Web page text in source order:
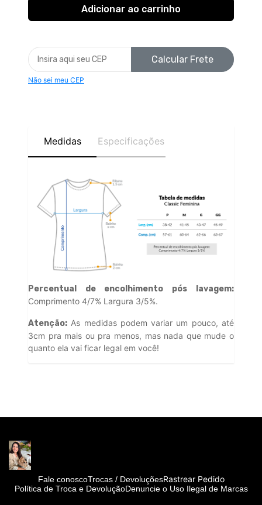
Calcular Frete
Não sei meu CEP
Medidas Especificações
Percentual de encolhimento pós lavagem:
Comprimento 4/7% Largura 3/5%.
Atenção: As medidas podem variar um pouco, até
3cm pra mais ou pra menos, mas nada que mude o
quanto ela vai ficar legal em você!
Fale conoscoTrocas / DevoluçõesRastrear Pedido
Política de Troca e DevoluçãoDenuncie o Uso Ilegal de Marcas